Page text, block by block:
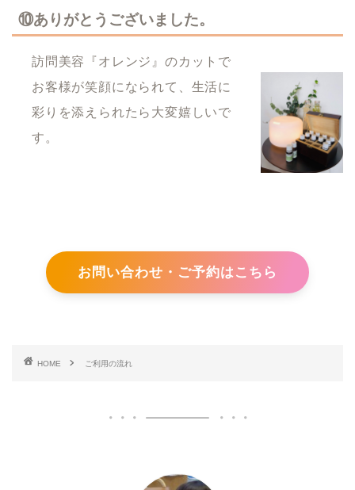
⑩ありがとうございました。
訪問美容『オレンジ』のカットで
お客様が笑顔になられて、生活に
彩りを添えられたら大変嬉しいで
す。
お問い合わせ・ご予約はこちら
HOME ご利用の流れ